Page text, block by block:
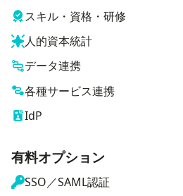
スキル・資格・研修
人的資本統計
データ連携
各種サービス連携
IdP
有料オプション
SSO／SAML認証